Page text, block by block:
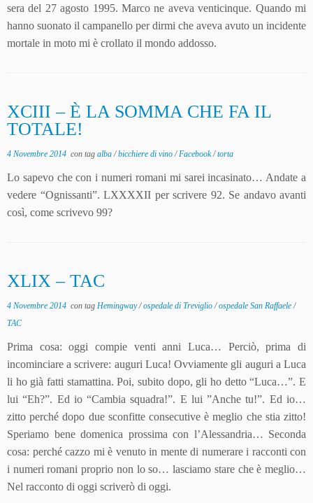
sera del 27 agosto 1995. Marco ne aveva venticinque. Quando mi
hanno suonato il campanello per dirmi che aveva avuto un incidente
mortale in moto mi è crollato il mondo addosso.
XCIII – È LA SOMMA CHE FA IL
TOTALE!
4 Novembre 2014 con tag alba/bicchiere di vino/Facebook/torta
Lo sapevo che con i numeri romani mi sarei incasinato… Andate a
vedere “Ognissanti”. LXXXXII per scrivere 92. Se andavo avanti
così, come scrivevo 99?
XLIX – TAC
4 Novembre 2014 con tag Hemingway/ospedale di Treviglio/ospedale San Raffaele/
TAC
Prima cosa: oggi compie venti anni Luca… Perciò, prima di
incominciare a scrivere: auguri Luca! Ovviamente gli auguri a Luca
li ho già fatti stamattina. Poi, subito dopo, gli ho detto “Luca…”. E
lui “Eh?”. Ed io “Cambia squadra!”. E lui ”Anche tu!”. Ed io…
zitto perché dopo due sconfitte consecutive è meglio che stia zitto!
Speriamo bene domenica prossima con l’Alessandria… Seconda
cosa: perché cazzo mi è venuto in mente di numerare i racconti con
i numeri romani proprio non lo so… lasciamo stare che è meglio…
Nel racconto di oggi scriverò di oggi.